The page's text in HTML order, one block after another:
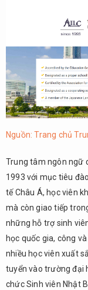
Nguồn: Trang chủ
Trung tâm ngôn ngữ
1993 với mục tiêu
tế Châu Á, học viên
mà còn giao tiếp
những hỗ trợ sinh
học quốc gia, công
nhiều học viên xuất
tuyển vào trường đại
chức Sinh viên Nhật